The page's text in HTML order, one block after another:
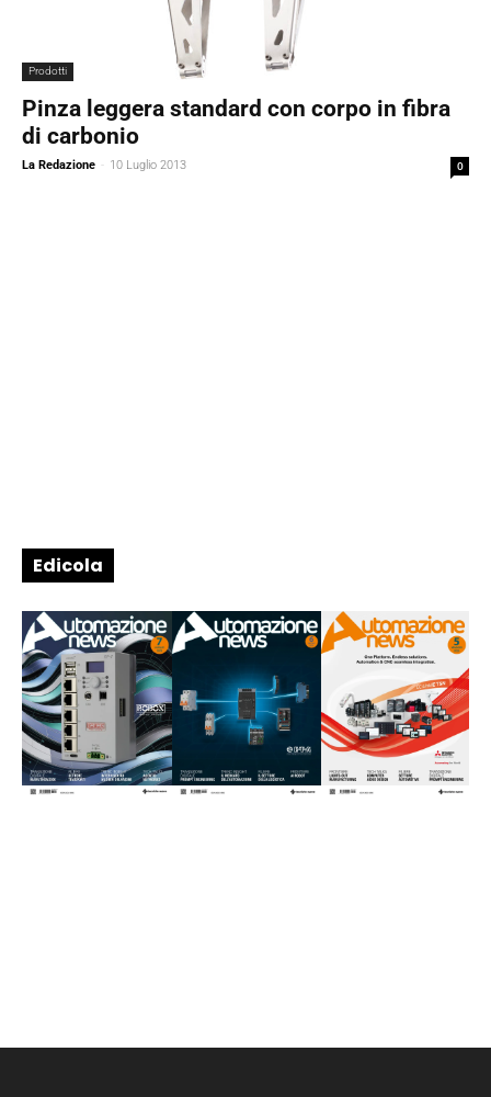
Prodotti
Pinza leggera standard con corpo in fibra
di carbonio
La Redazione - 10 Luglio 2013 0
Edicola